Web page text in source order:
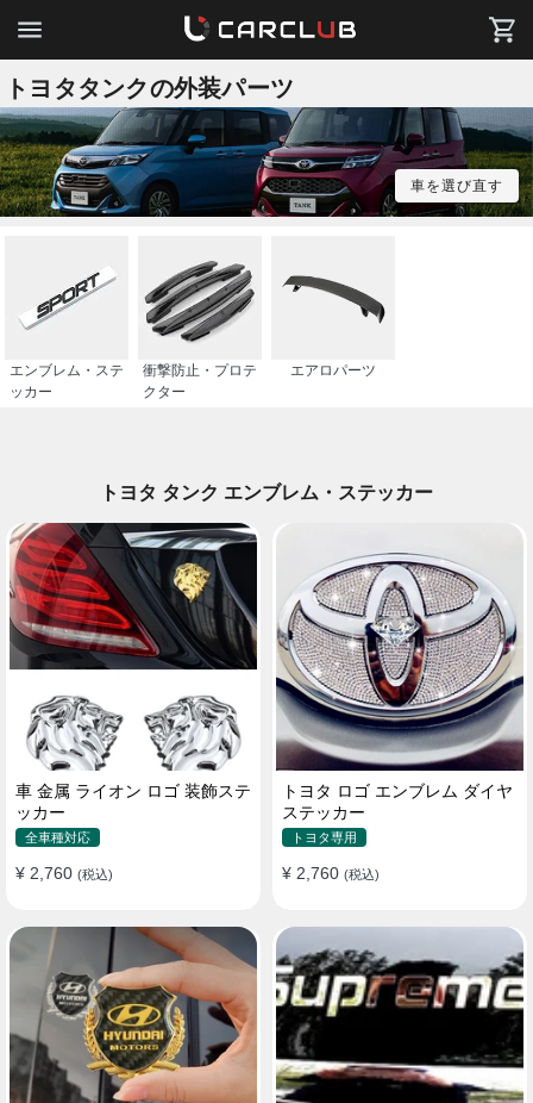
トヨタタンクの外装パーツ
車を選び直す
エンブレム・ステ
ッカー
衝撃防止・プロテ
クター
エアロパーツ
トヨタ タンク エンブレム・ステッカー
車 金属 ライオン ロゴ 装飾ステ
ッカー
全車種対応
¥ 2,760 (税込)
トヨタ ロゴ エンブレム ダイヤ
ステッカー
トヨタ専用
¥ 2,760 (税込)